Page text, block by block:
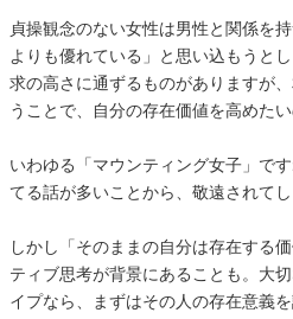
貞操観念のない女性は男性と関係を
よりも優れている」と思い込もうと
求の高さに通ずるものがありますが
うことで、自分の存在価値を高めたい
いわゆる「マウンティング女子」で
てる話が多いことから、敬遠されてし
しかし「そのままの自分は存在する
ティブ思考が背景にあることも。大
イプなら、まずはその人の存在意義